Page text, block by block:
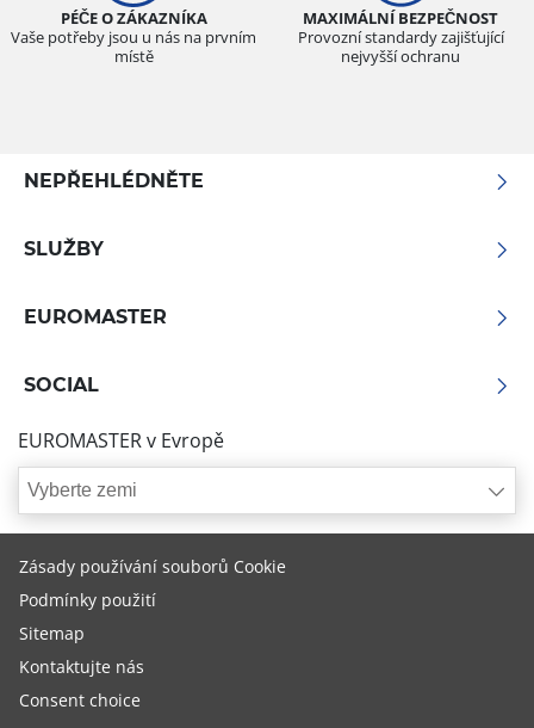
PÉČE O ZÁKAZNÍKA
Vaše potřeby jsou u nás na prvním
místě
MAXIMÁLNÍ BEZPEČNOST
Provozní standardy zajišťující
nejvyšší ochranu
NEPŘEHLÉDNĚTE
SLUŽBY
EUROMASTER
SOCIAL
EUROMASTER v Evropě
Vyberte zemi
Zásady používání souborů Cookie
Podmínky použití
Sitemap
Kontaktujte nás
Consent choice